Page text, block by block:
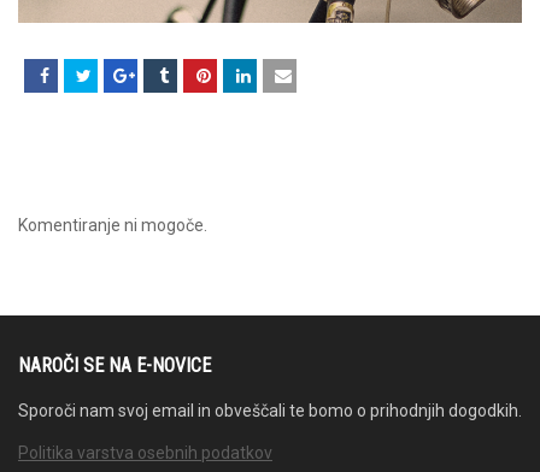
Komentiranje ni mogoče.
NAROČI SE NA E-NOVICE
Sporoči nam svoj email in obveščali te bomo o prihodnjih dogodkih.
Politika varstva osebnih podatkov